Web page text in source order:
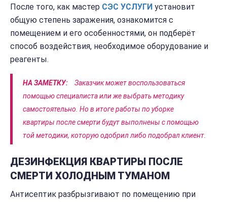
После того, как мастер СЭС УСЛУГИ установит
общую степень заражения, ознакомится с
помещением и его особенностями, он подберёт
способ воздействия, необходимое оборудование и
реагенты.
НА ЗАМЕТКУ:
Заказчик может воспользоваться
помощью специалиста или же выбрать методику
самостоятельно. Но в итоге работы по уборке
квартиры после смерти будут выполнены с помощью
той методики, которую одобрил либо подобрал клиент.
ДЕЗИНФЕКЦИЯ КВАРТИРЫ ПОСЛЕ
СМЕРТИ ХОЛОДНЫМ ТУМАНОМ
Антисептик разбрызгивают по помещению при